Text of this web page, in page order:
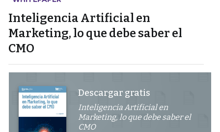
Inteligencia Artificial en
Marketing, lo que debe saber el
CMO
Descargar gratis
Inteligencia Artificial en
Marketing, lo que debe saber el
CMO